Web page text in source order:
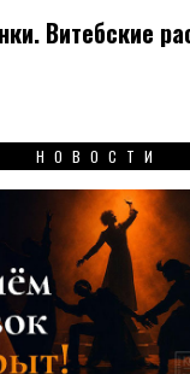
Витебские
НОВОСТИ